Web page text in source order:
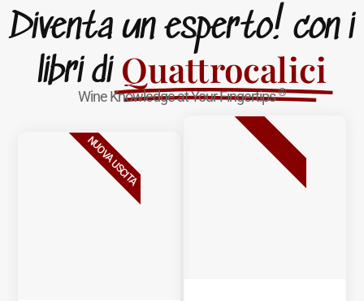
Diventa un esperto! con i
libri di Quattrocalici
Wine Knowledge at Your Fingertips®
NUOVA USCITA BESTSELLER